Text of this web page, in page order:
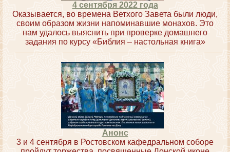
4 сентября 2022 года
Оказывается, во времена Ветхого Завета были люди,
своим образом жизни напоминавшие монахов. Это
нам удалось выяснить при проверке домашнего
задания по курсу «Библия – настольная книга»
Анонс
3 и 4 сентября в Ростовском кафедральном соборе